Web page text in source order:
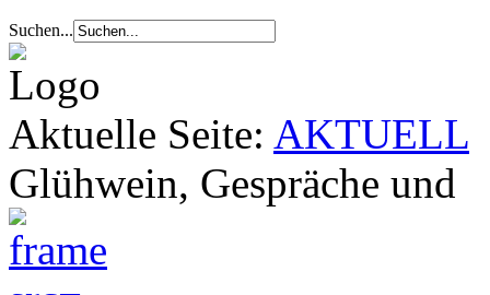
Suchen...
Aktuelle Seite: AKTUELL
Glühwein, Gespräche und